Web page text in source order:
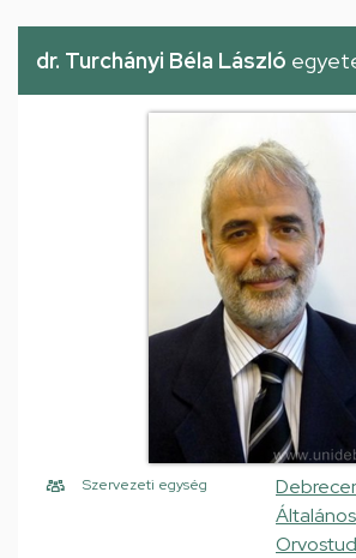
dr. Turchányi Béla László
Szervezeti egység
Általános